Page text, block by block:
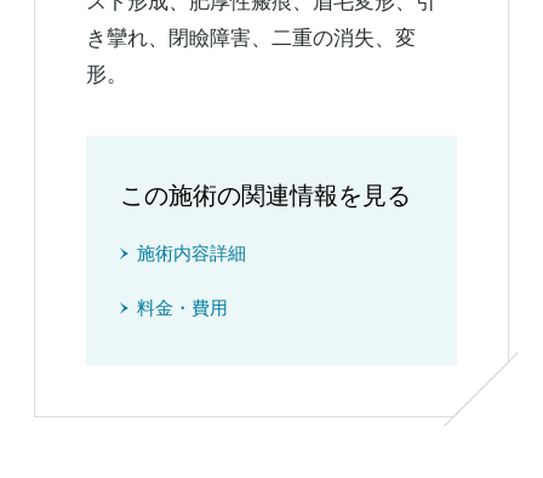
き攣れ、閉瞼障害、二重の消失、変
形。
この施術の関連情報を見る
施術内容詳細
料金・費用